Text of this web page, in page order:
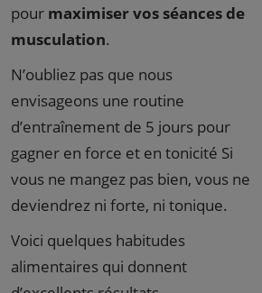
pour maximiser vos séances de
musculation.
N’oubliez pas que nous
envisageons une routine
d’entraînement de 5 jours pour
gagner en force et en tonicité Si
vous ne mangez pas bien, vous ne
deviendrez ni forte, ni tonique.
Voici quelques habitudes
alimentaires qui donnent